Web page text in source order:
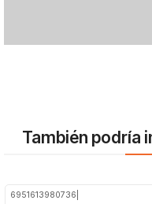
También podría
6951613980736